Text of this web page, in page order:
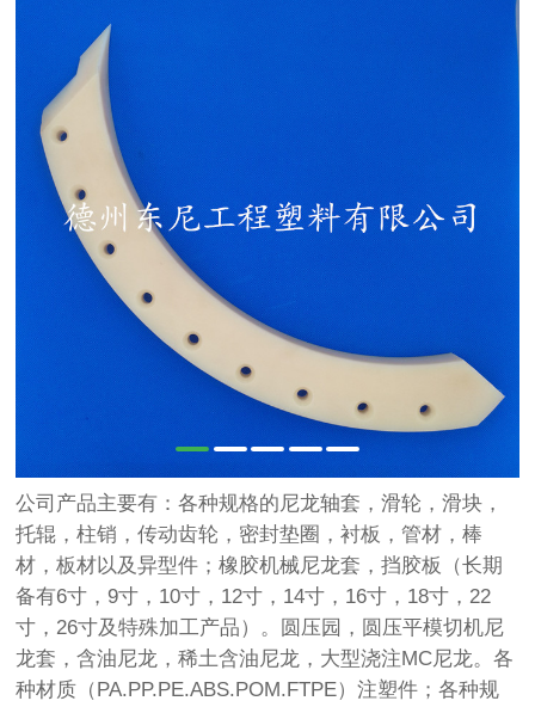
公司产品主要有：各种规格的尼龙轴套，滑轮，滑块，
托辊，柱销，传动齿轮，密封垫圈，衬板，管材，棒
材，板材以及异型件；橡胶机械尼龙套，挡胶板（长期
备有6寸，9寸，10寸，12寸，14寸，16寸，18寸，22
寸，26寸及特殊加工产品）。圆压园，圆压平模切机尼
龙套，含油尼龙，稀土含油尼龙，大型浇注MC尼龙。各
种材质（PA.PP.PE.ABS.POM.FTPE）注塑件；各种规